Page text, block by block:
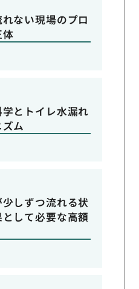
ない現場のプロ
体
とトイレ水漏れ
ム
しずつ流れる状
して必要な高額